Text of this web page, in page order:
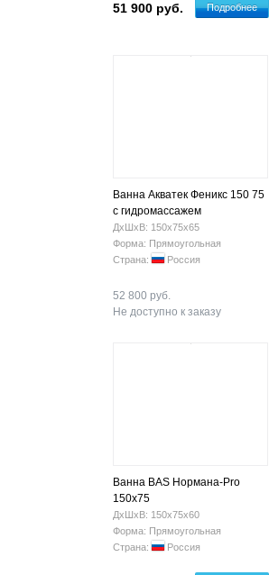
51 900 руб. Подробнее
Ванна Акватек Феникс 150 75
с гидромассажем
ДхШхВ: 150х75х65
Форма: Прямоугольная
Страна:
Россия
52 800 руб.
Не доступно к заказу
Ванна BAS Нормана-Pro
150х75
ДхШхВ: 150х75х60
Форма: Прямоугольная
Страна:
Россия